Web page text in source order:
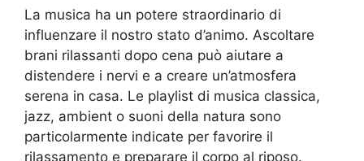
La musica ha un potere straordinario di
influenzare il nostro stato d’animo. Ascoltare
brani rilassanti dopo cena può aiutare a
distendere i nervi e a creare un’atmosfera
serena in casa. Le playlist di musica classica,
jazz, ambient o suoni della natura sono
particolarmente indicate per favorire il
rilassamento e preparare il corpo al riposo.